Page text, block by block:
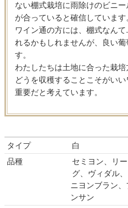
ない棚式栽培に雨除けのビニ
が合っていると確信しています
ワイン通の方には、棚式なん
れるかもしれませんが、良い
す。
わたしたちは土地に合った栽
どうを収穫することこそがい
重要だと考えています。
タイプ
白
品種
セミヨン、リ
グ、ヴィダル
ニヨンブラン、
ンサン